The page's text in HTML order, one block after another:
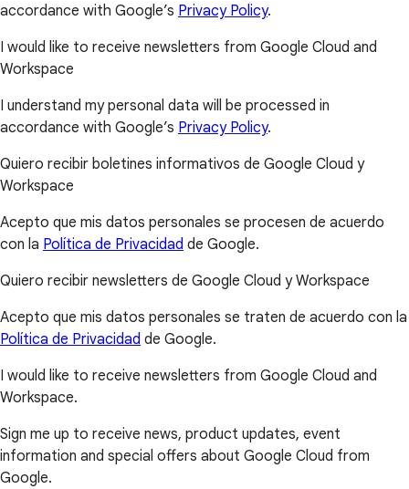
accordance with Google’s Privacy Policy.
I would like to receive newsletters from Google Cloud and
Workspace
I understand my personal data will be processed in
accordance with Google’s Privacy Policy.
Quiero recibir boletines informativos de Google Cloud y
Workspace
Acepto que mis datos personales se procesen de acuerdo
con la Política de Privacidad de Google.
Quiero recibir newsletters de Google Cloud y Workspace
Acepto que mis datos personales se traten de acuerdo con la
Política de Privacidad de Google.
I would like to receive newsletters from Google Cloud and
Workspace.
Sign me up to receive news, product updates, event
information and special offers about Google Cloud from
Google.